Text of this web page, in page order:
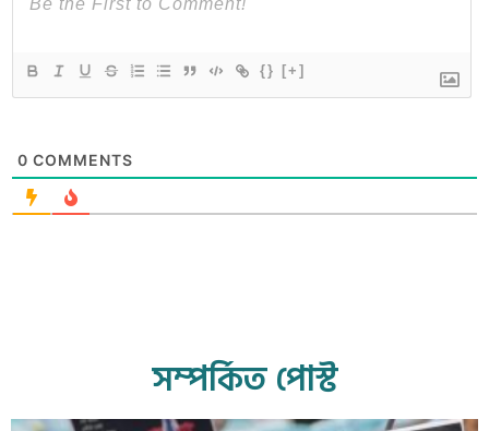
{} [+]
0 COMMENTS
সম্পর্কিত পোস্ট